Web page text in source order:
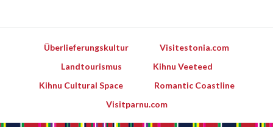
Überlieferungskultur
Visitestonia.com
Landtourismus
Kihnu Veeteed
Kihnu Cultural Space
Romantic Coastline
Visitparnu.com